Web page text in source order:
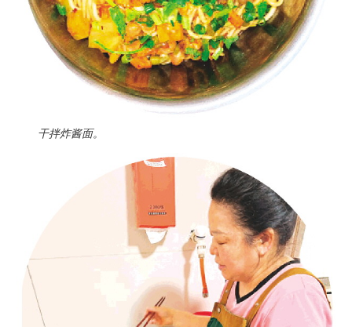
干拌炸酱面。